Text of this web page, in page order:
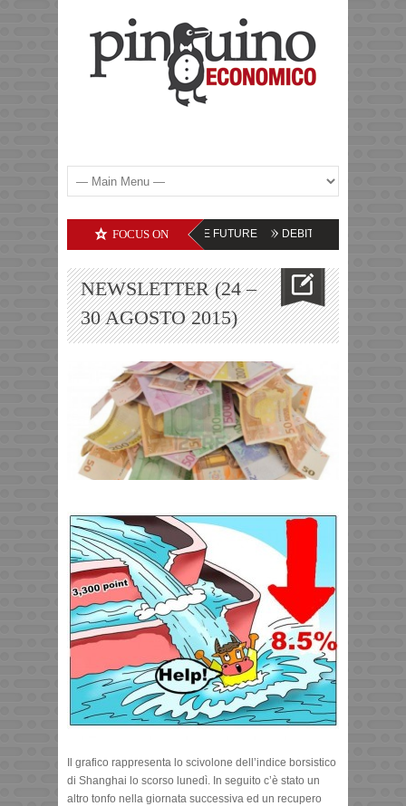
FOCUS ON
– LE PROSPETTIVE FUTURE DEBITI DELLE SOCIETA’
NEWSLETTER (24 –
30 AGOSTO 2015)
Il grafico rappresenta lo scivolone dell’indice borsistico
di Shanghai lo scorso lunedì. In seguito c’è stato un
altro tonfo nella giornata successiva ed un recupero